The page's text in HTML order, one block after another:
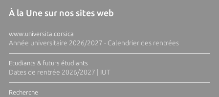
À la Une sur nos sites web
www.universita.corsica
Année universitaire 2026/2027 - Calendrier des rentrées
Etudiants & futurs étudiants
Dates de rentrée 2026/2027 | IUT
Recherche